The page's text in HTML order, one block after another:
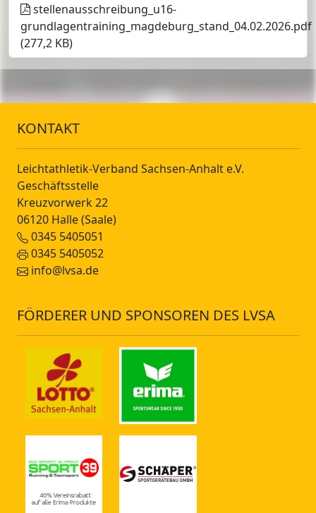
stellenausschreibung_u16-
grundlagentraining_magdeburg_stand_04.02.2026.pdf
(277,2 KB)
KONTAKT
Leichtathletik-Verband Sachsen-Anhalt e.V.
Geschäftsstelle
Kreuzvorwerk 22
06120 Halle (Saale)
0345 5405051
0345 5405052
info@lvsa.de
FÖRDERER UND SPONSOREN DES LVSA